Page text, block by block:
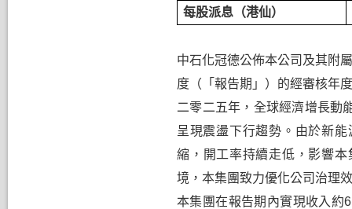
每股派息（港仙）
中石化冠德公佈本公司及其附
度（「報告期」）的經審核年
二零二五年，全球經濟增長動
呈現震盪下行趨勢。 由於新能
縮 ， 開工率持續走低 ， 影響本
境，本集團致力優化公司治理
本集團在報告期內實現收入約